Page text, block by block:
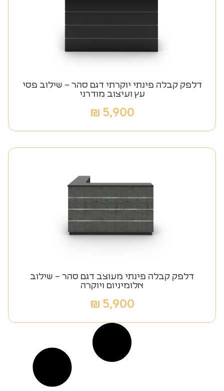
דלפק קבלה פינתי יוקרתי דגם סהר – שילוב פסי
עץ ועיצוב מודרני
5,900
₪
דלפק קבלה פינתי מעוצב דגם סהר – שילוב
אלומיניום ויוקרה
5,900
₪